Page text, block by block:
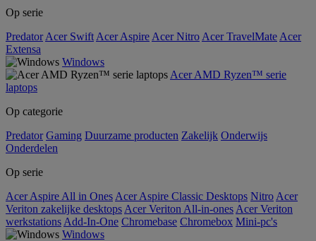
Op serie
Predator Acer Swift Acer Aspire Acer Nitro Acer TravelMate Acer
Extensa
Windows
Acer AMD Ryzen™ serie
laptops
Op categorie
Predator Gaming Duurzame producten Zakelijk Onderwijs
Onderdelen
Op serie
Acer Aspire All in Ones Acer Aspire Classic Desktops Nitro Acer
Veriton zakelijke desktops Acer Veriton All-in-ones Acer Veriton
werkstations Add-In-One Chromebase Chromebox Mini-pc's
Windows